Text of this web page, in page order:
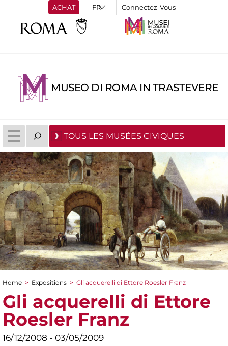
ACHAT Connectez-Vous
MUSEO DI ROMA IN TRASTEVERE
TOUS LES MUSÉES CIVIQUES
You are here
Home > Expositions > Gli acquerelli di Ettore Roesler Franz
Gli acquerelli di Ettore
Roesler Franz
16/12/2008 - 03/05/2009